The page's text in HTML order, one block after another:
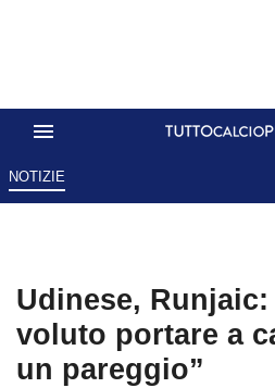
NOTIZIE
Udinese,
voluto portare a
un pareggio”